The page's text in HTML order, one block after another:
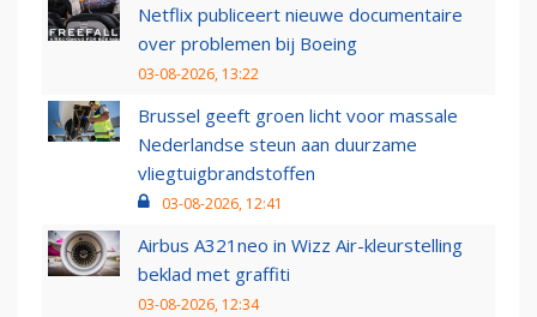
Netflix publiceert nieuwe documentaire
over problemen bij Boeing
03-08-2026, 13:22
Brussel geeft groen licht voor massale
Nederlandse steun aan duurzame
vliegtuigbrandstoffen
03-08-2026, 12:41
Airbus A321neo in Wizz Air-kleurstelling
beklad met graffiti
03-08-2026, 12:34